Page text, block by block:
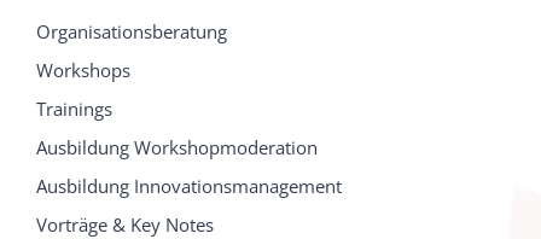
Organisationsberatung
Workshops
Trainings
Ausbildung Workshopmoderation
Ausbildung Innovationsmanagement
Vorträge & Key Notes